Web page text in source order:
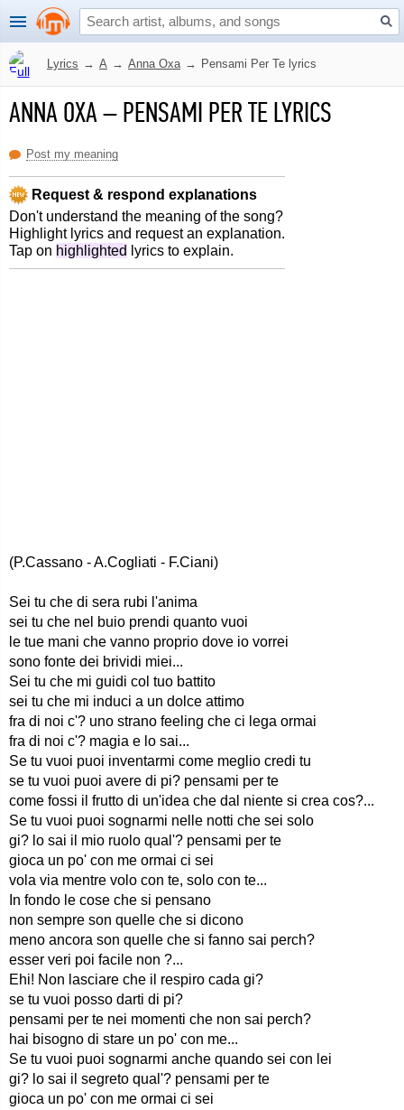
Lyrics → A → Anna Oxa → Pensami Per Te lyrics
ANNA OXA–PENSAMI PER TE LYRICS
Post my meaning
Request & respond explanations
Don't understand the meaning of the song?
Highlight lyrics and request an explanation.
Tap on highlighted lyrics to explain.
(P.Cassano - A.Cogliati - F.Ciani)
Sei tu che di sera rubi l'anima
sei tu che nel buio prendi quanto vuoi
le tue mani che vanno proprio dove io vorrei
sono fonte dei brividi miei...
Sei tu che mi guidi col tuo battito
sei tu che mi induci a un dolce attimo
fra di noi c'? uno strano feeling che ci lega ormai
fra di noi c'? magia e lo sai...
Se tu vuoi puoi inventarmi come meglio credi tu
se tu vuoi puoi avere di pi? pensami per te
come fossi il frutto di un'idea che dal niente si crea cos?...
Se tu vuoi puoi sognarmi nelle notti che sei solo
gi? lo sai il mio ruolo qual'? pensami per te
gioca un po' con me ormai ci sei
vola via mentre volo con te, solo con te...
In fondo le cose che si pensano
non sempre son quelle che si dicono
meno ancora son quelle che si fanno sai perch?
esser veri poi facile non ?...
Ehi! Non lasciare che il respiro cada gi?
se tu vuoi posso darti di pi?
pensami per te nei momenti che non sai perch?
hai bisogno di stare un po' con me...
Se tu vuoi puoi sognarmi anche quando sei con lei
gi? lo sai il segreto qual'? pensami per te
gioca un po' con me ormai ci sei